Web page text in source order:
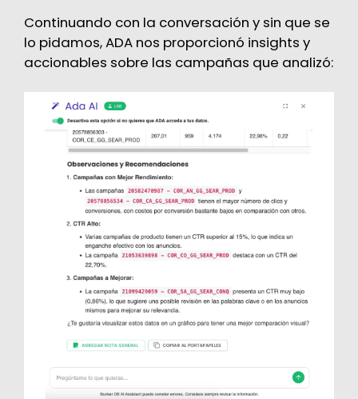
Continuando con la conversación y sin que se
lo pidamos, ADA nos proporcionó insights y
accionables sobre las campañas que analizó: